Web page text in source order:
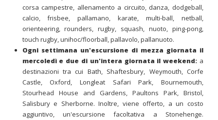
corsa campestre, allenamento a circuito, danza, dodgeball,
calcio, frisbee, pallamano, karate, multi-ball, netball,
orienteering, rounders, rugby, squash, nuoto, ping-pong,
touch rugby, unihoc/floorball, pallavolo, pallanuoto.
Ogni settimana un'escursione di mezza giornata il
mercoledì e due di un'intera giornata il weekend: a
destinazioni tra cui Bath, Shaftesbury, Weymouth, Corfe
Castle, Oxford, Longleat Safari Park, Bournemouth,
Stourhead House and Gardens, Paultons Park, Bristol,
Salisbury e Sherborne. Inoltre, viene offerto, a un costo
aggiuntivo, un'escursione facoltativa a Stonehenge.